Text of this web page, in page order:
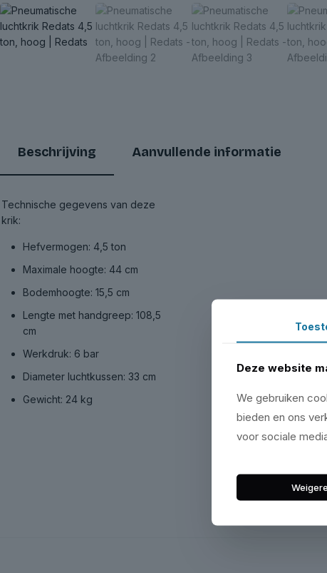
Beschrijving Aanvullende informatie
Technische gegevens van deze
krik:
Hefvermogen: 4,5 ton
Maximale hoogte: 44 cm
Bodemhoogte: 15,5 cm
Lengte met handgreep: 108,5
cm
Werkdruk: 6 bar
Diameter luchtkussen: 33 cm
Gewicht: 24 kg
Deze website
We gebruiken
bieden en ons
voor sociale